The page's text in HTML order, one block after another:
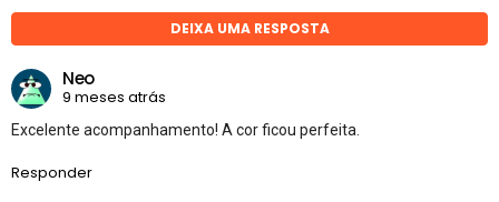
DEIXA UMA RESPOSTA
Neo
9 meses atrás
Excelente acompanhamento! A cor ficou perfeita.
Responder